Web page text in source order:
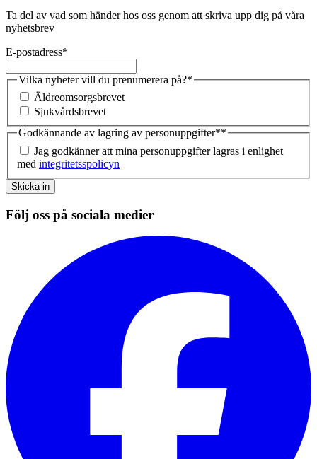
Ta del av vad som händer hos oss genom att skriva upp dig på våra
nyhetsbrev
E-postadress*
Vilka nyheter vill du prenumerera på?*
Äldreomsorgsbrevet
Sjukvårdsbrevet
Godkännande av lagring av personuppgifter**
Jag godkänner att mina personuppgifter lagras i enlighet
med integritetsspolicyn
Skicka in
Följ oss på sociala medier